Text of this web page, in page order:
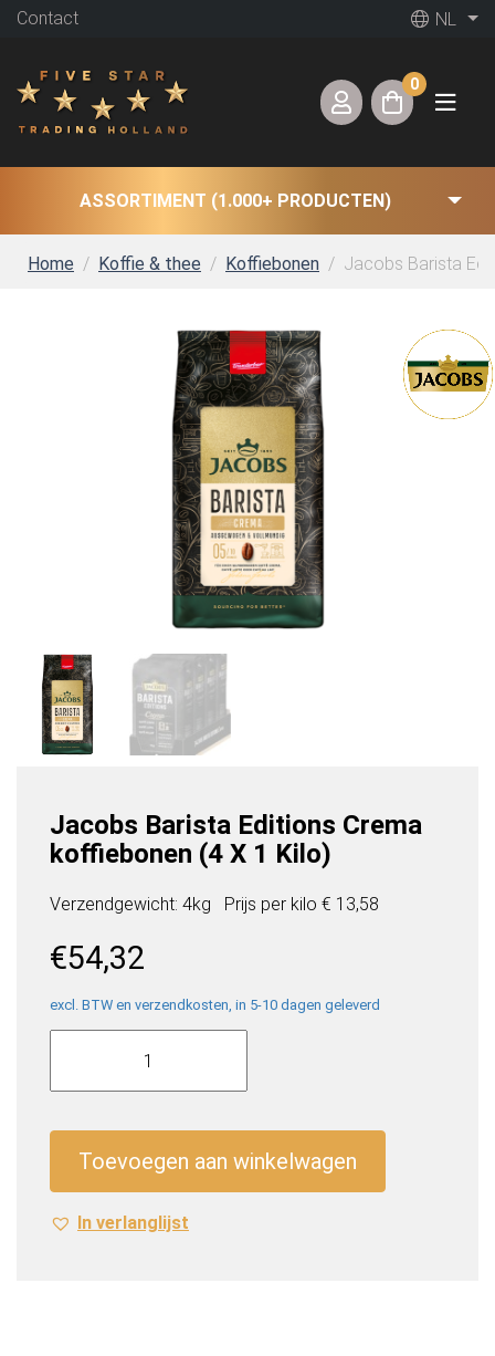
Contact NL
0
ASSORTIMENT (1.000+ PRODUCTEN)
Home Koffie & thee Koffiebonen Jacobs Barista
Jacobs Barista Editions Crema
koffiebonen (4 X 1 Kilo)
Verzendgewicht: 4kg Prijs per kilo € 13,58
€54,32
excl. BTW en verzendkosten, in 5-10 dagen geleverd
Jacobs
Editions
X
1
Toevoegen aan winkelwagen
In verlanglijst